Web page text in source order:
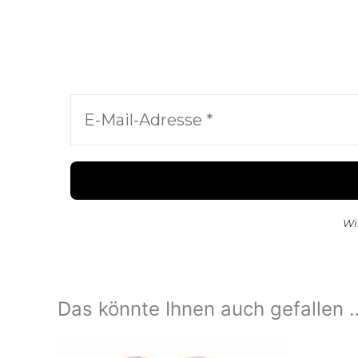
Das könnte Ihnen auch gefallen